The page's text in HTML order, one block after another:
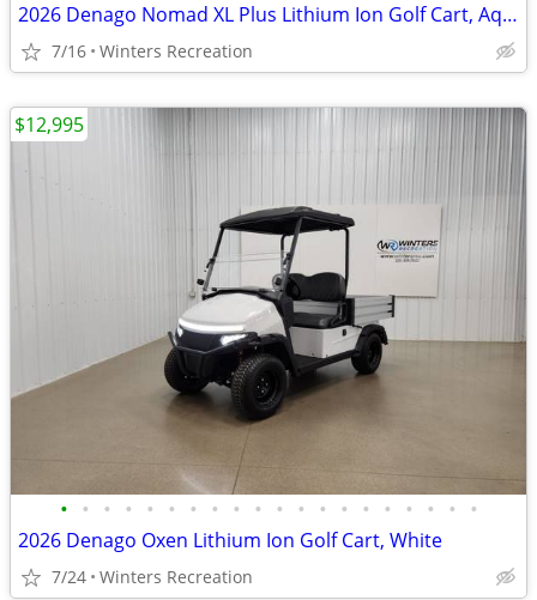
2026 Denago Nomad XL Plus Lithium Ion Golf Cart, Aqua
7/16 Winters Recreation
• • • • • • • • • • • • • • • • • • • •
2026 Denago Oxen Lithium Ion Golf Cart, White
7/24 Winters Recreation
$12,995